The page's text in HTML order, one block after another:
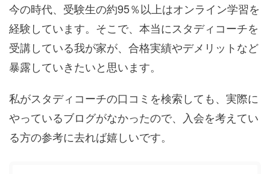
今の時代、受験生の約95％以上はオンライン学習を
経験しています。そこで、本当にスタディコーチを
受講している我が家が、合格実績やデメリットなど
暴露していきたいと思います。
私がスタディコーチの口コミを検索しても、実際に
やっているブログがなかったので、入会を考えてい
る方の参考に去れば嬉しいです。